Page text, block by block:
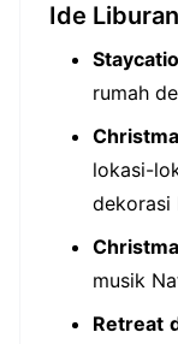
Ide Liburan
rumah
lokasi-
dekorasi
musik
Retreat